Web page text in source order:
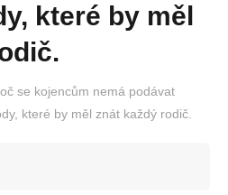
které by měl
se kojencům nemá podávat
které by měl znát každý rodič.